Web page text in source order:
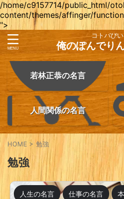
/home/c9157714/public_html/
content/themes/affinger/
">
コトバびい
俺のぽんでり
若林正恭の名言
人間関係の名言
HOME > 勉強
勉強
人生の名言 仕事の名言